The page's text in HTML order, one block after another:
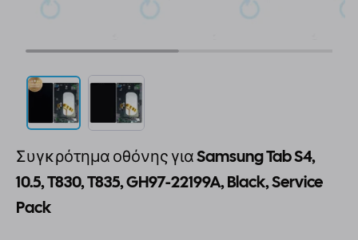
Συγκρότημα οθόνης για Samsung Tab S4,
10.5, T830, T835, GH97-22199A, Black, Service
Pack